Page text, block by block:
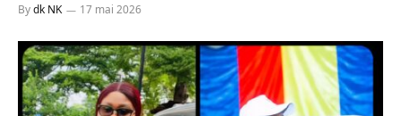
Bydk NK 17 mai 2026